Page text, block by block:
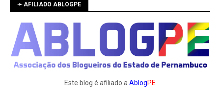
➛ AFILIADO ABLOGPE
Este blog é afiliado a AblogPE